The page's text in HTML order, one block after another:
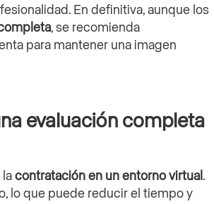
En definitiva, aunque los
, se recomienda
para mantener una imagen
evaluación completa
la contratación en un entorno virtual .
lo que puede reducir el tiempo y